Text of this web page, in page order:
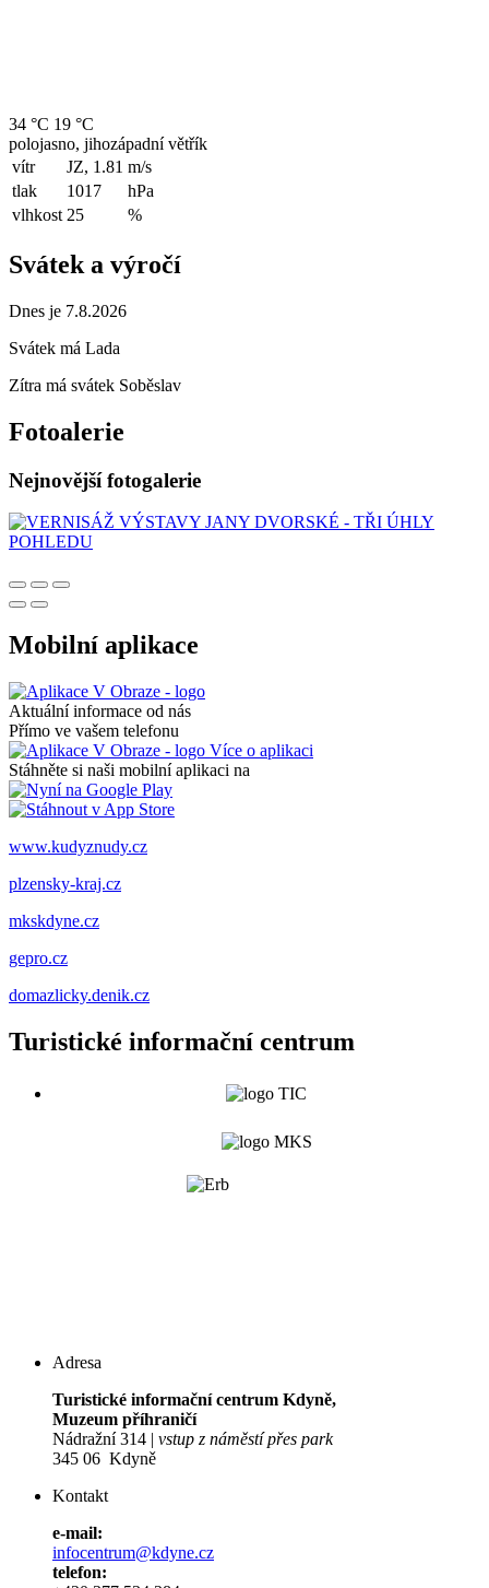
34 °C 19 °C
polojasno, jihozápadní větřík
vítr
JZ, 1.81 m/s
tlak
1017
hPa
vlhkost 25 %
Svátek a výročí
Dnes je 7.8.2026
Svátek má Lada
Zítra má svátek Soběslav
Fotoalerie
Nejnovější fotogalerie
Mobilní aplikace
Aktuální informace od nás
Přímo ve vašem telefonu
Více o aplikaci
Stáhněte si naši mobilní aplikaci na
www.kudyznudy.cz
plzensky-kraj.cz
mkskdyne.cz
gepro.cz
domazlicky.denik.cz
Turistické informační centrum
Adresa
Turistické informační centrum Kdyně,
Muzeum příhraničí
Nádražní 314 | vstup z náměstí přes park
345 06 Kdyně
Kontakt
e-mail:
infocentrum@kdyne.cz
telefon: